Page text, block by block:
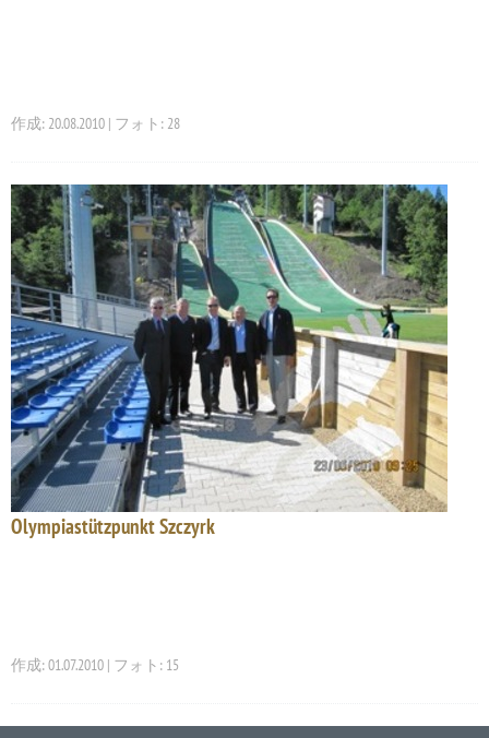
作成: 20.08.2010 | フォト: 28
Olympiastützpunkt Szczyrk
作成: 01.07.2010 | フォト: 15